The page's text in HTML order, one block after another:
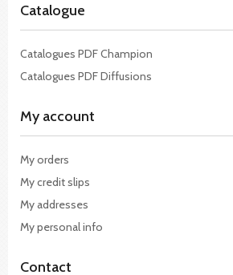
Catalogue
Catalogues PDF Champion
Catalogues PDF Diffusions
My account
My orders
My credit slips
My addresses
My personal info
Contact